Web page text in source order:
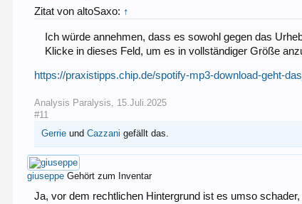
Zitat von altoSaxo: ↑
Ich würde annehmen, dass es sowohl gegen das
Klicke in dieses Feld, um es in vollständiger Größe
https://praxistipps.chip.de/spotify-mp3-download-geht-
Analysis Paralysis, 15.Juli.2025
#11
Gerrie undCazzani gefällt das.
giuseppe Gehört zum Inventar
Ja, vor dem rechtlichen Hintergrund ist es umso